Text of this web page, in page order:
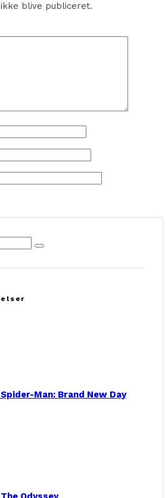
blive publiceret.
Man: Brand New Day